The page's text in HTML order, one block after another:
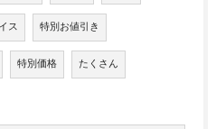
ス 特別お値引き
特別価格 たくさん